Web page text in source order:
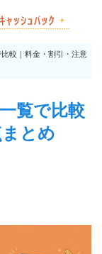
比較｜料金・割引・注意
覧で比較
まとめ